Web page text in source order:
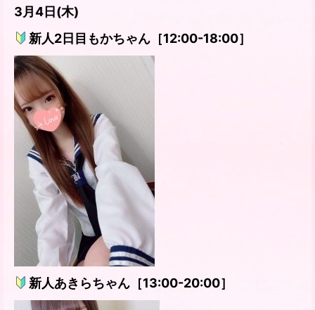
3月4日(木)
新人2日目もかちゃん［12:00-18:00］
新人あきらちゃん［13:00-20:00］